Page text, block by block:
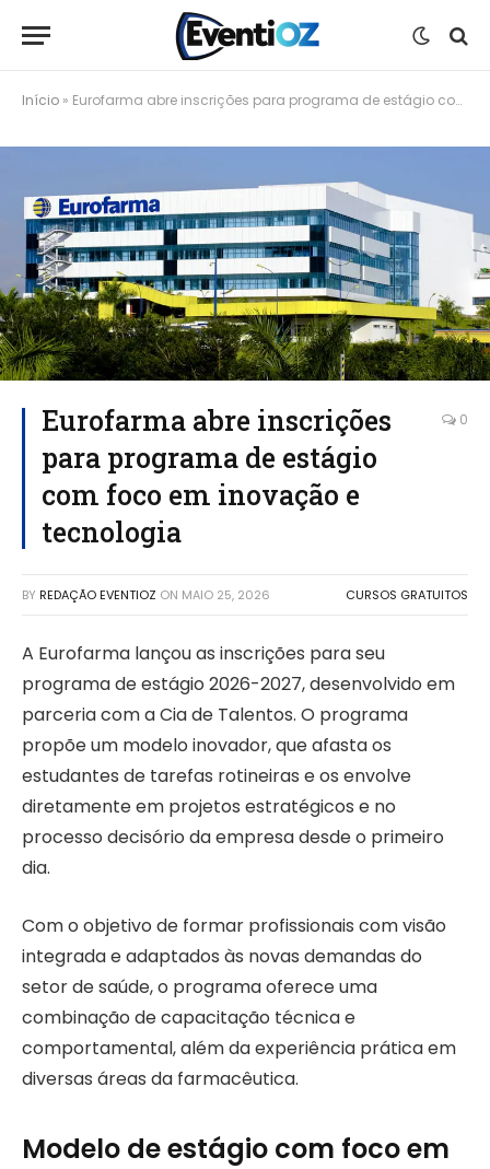
Início » Eurofarma abre inscrições para programa de estágio com foco em inovação e tecnologia
Eurofarma abre inscrições
para programa de estágio
com foco em inovação e
tecnologia
0
BY REDAÇÃO EVENTIOZ ON MAIO 25, 2026 CURSOS GRATUITOS
A Eurofarma lançou as inscrições para seu
programa de estágio 2026-2027, desenvolvido em
parceria com a Cia de Talentos. O programa
propõe um modelo inovador, que afasta os
estudantes de tarefas rotineiras e os envolve
diretamente em projetos estratégicos e no
processo decisório da empresa desde o primeiro
dia.
Com o objetivo de formar profissionais com visão
integrada e adaptados às novas demandas do
setor de saúde, o programa oferece uma
combinação de capacitação técnica e
comportamental, além da experiência prática em
diversas áreas da farmacêutica.
Modelo de estágio com foco em